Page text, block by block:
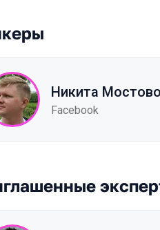
о которой
Никита
Facebook